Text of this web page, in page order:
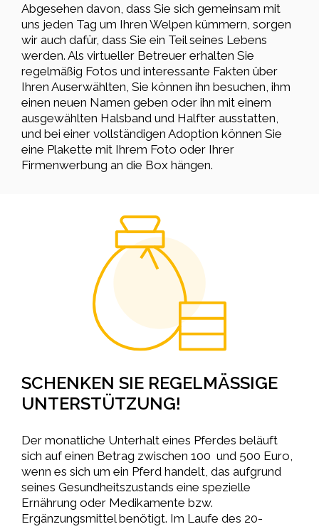
Abgesehen davon, dass Sie sich gemeinsam mit
uns jeden Tag um Ihren Welpen kümmern, sorgen
wir auch dafür, dass Sie ein Teil seines Lebens
werden. Als virtueller Betreuer erhalten Sie
regelmäßig Fotos und interessante Fakten über
Ihren Auserwählten, Sie können ihn besuchen, ihm
einen neuen Namen geben oder ihn mit einem
ausgewählten Halsband und Halfter ausstatten,
und bei einer vollständigen Adoption können Sie
eine Plakette mit Ihrem Foto oder Ihrer
Firmenwerbung an die Box hängen.
SCHENKEN SIE REGELMÄSSIGE
UNTERSTÜTZUNG!
Der monatliche Unterhalt eines Pferdes beläuft
sich auf einen Betrag zwischen 100 und 500 Euro,
wenn es sich um ein Pferd handelt, das aufgrund
seines Gesundheitszustands eine spezielle
Ernährung oder Medikamente bzw.
Ergänzungsmittel benötigt. Im Laufe des 20-